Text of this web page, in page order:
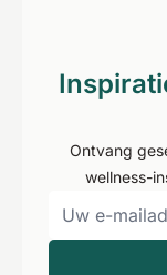
Ontvang
wellness-